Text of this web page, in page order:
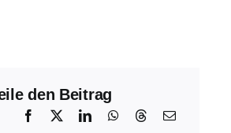
den Beitrag